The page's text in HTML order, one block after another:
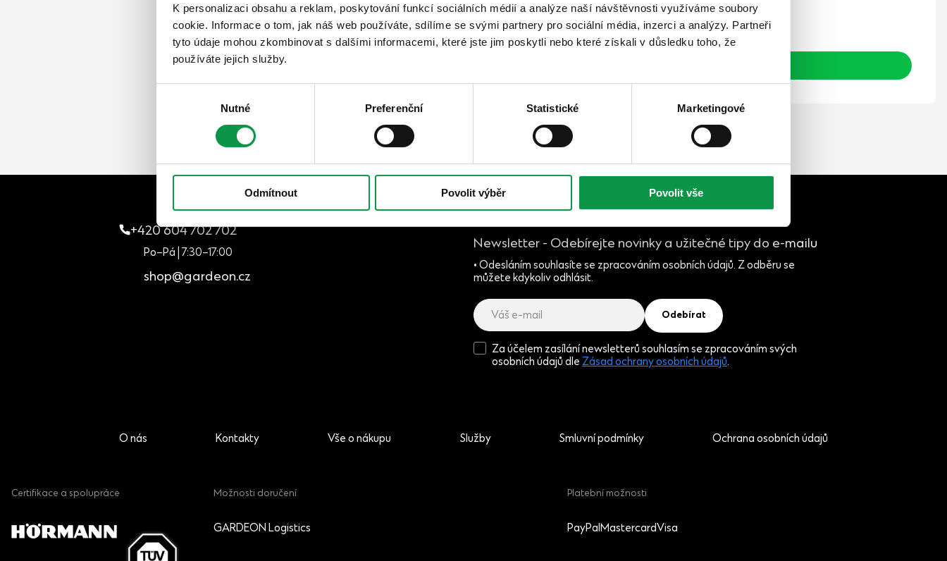
K personalizaci obsahu a reklam, poskytování funkcí sociálních médií a analýze naší návštěvnosti využíváme soubory
cookie. Informace o tom, jak náš web používáte, sdílíme se svými partnery pro sociální média, inzerci a analýzy. Partneři
tyto údaje mohou zkombinovat s dalšími informacemi, které jste jim poskytli nebo které získali v důsledku toho, že
používáte jejich služby.
Nutné Preferenční Statistické Marketingové
Odmítnout Povolit výběr Povolit vše
Cena včetně DPH
skladem
Cena včetně DPH
skladem
+420 604 702 702
Po–Pá | 7:30–17:00
shop@gardeon.cz
Newsletter - Odebírejte novinky a užitečné tipy do e-mailu
• Odesláním souhlasíte se zpracováním osobních údajů. Z odběru se
můžete kdykoliv odhlásit.
Odebírat
Za účelem zasílání newsletterů souhlasím se zpracováním svých
osobních údajů dle Zásad ochrany osobních údajů.
O nás Kontakty Vše o nákupu Služby Smluvní podmínky Ochrana osobních údajů
Certifikace a spolupráce Možnosti doručení
GARDEON Logistics
Platební možnosti
PayPalMastercardVisa